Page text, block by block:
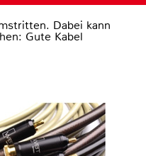
Dabei kann
Gute Kabel